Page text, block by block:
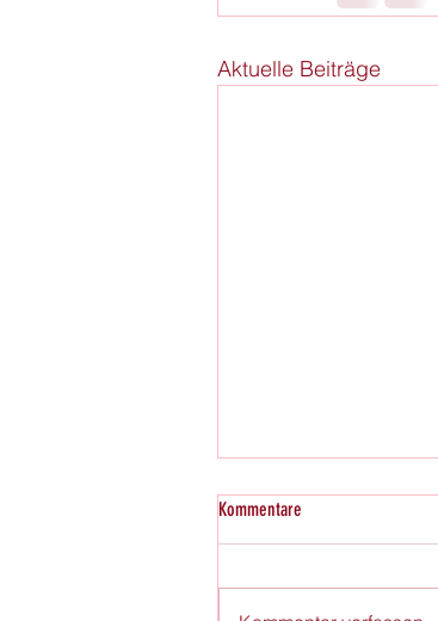
Aktuelle Beiträge
Kommentare